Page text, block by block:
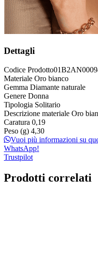
Dettagli
Codice Prodotto
Materiale Oro bianco
Gemma Diamante naturale
Genere Donna
Tipologia Solitario
Descrizione materiale Oro
Caratura 0,19
Peso (g) 4,30
Vuoi più informazioni su
WhatsApp!
Trustpilot
Prodotti correlati